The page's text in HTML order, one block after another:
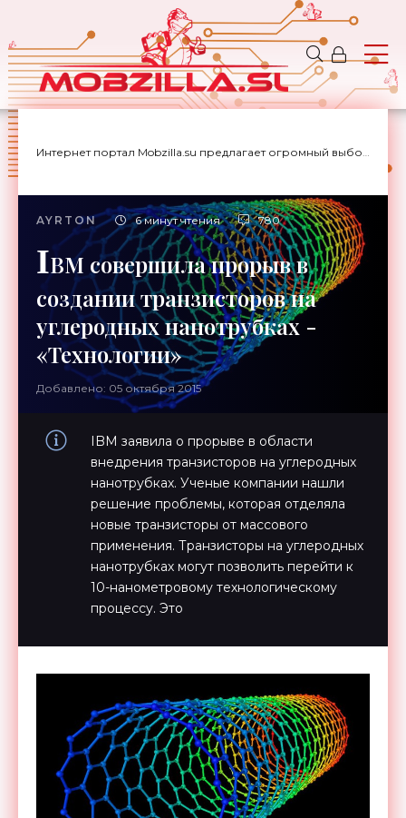
Интернет портал Mobzilla.su предлагает огромный выбор новостей с доставкой на дом.
AYRTON 6 минут чтения 780
IBM совершила прорыв в
создании транзисторов на
углеродных нанотрубках -
«Технологии»
Добавлено: 05 октября 2015
IBM заявила о прорыве в области
внедрения транзисторов на углеродных
нанотрубках. Ученые компании нашли
решение проблемы, которая отделяла
новые транзисторы от массового
применения. Транзисторы на углеродных
нанотрубках могут позволить перейти к
10-нанометровому технологическому
процессу. Это